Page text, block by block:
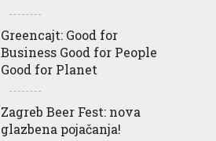
Greencajt: Good for
Business Good for People
Good for Planet
Zagreb Beer Fest: nova
glazbena pojačanja!